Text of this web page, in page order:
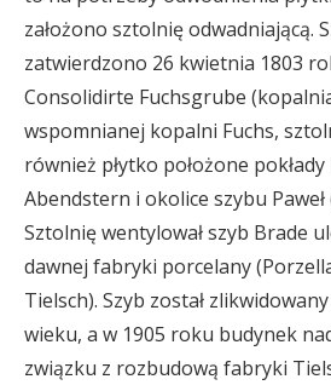
założono sztolnię odwadniającą.
zatwierdzono 26 kwietnia 1803
Consolidirte Fuchsgrube
wspomnianej kopalni Fuchs,
również płytko położone
Abendstern i okolice szybu Paweł
Sztolnię wentylował szyb Brade
dawnej fabryki porcelany
Tielsch). Szyb został
wieku, a w 1905 roku budynek
związku z rozbudową fabryki